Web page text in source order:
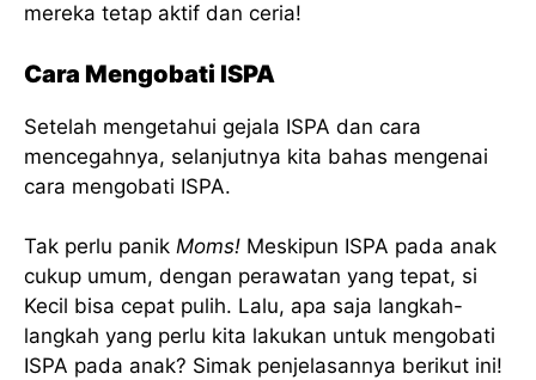
mereka tetap aktif dan ceria!
Cara Mengobati ISPA
Setelah mengetahui gejala ISPA dan cara
mencegahnya, selanjutnya kita bahas mengenai
cara mengobati ISPA.
Tak perlu panik Moms! Meskipun ISPA pada anak
cukup umum, dengan perawatan yang tepat, si
Kecil bisa cepat pulih. Lalu, apa saja langkah-
langkah yang perlu kita lakukan untuk mengobati
ISPA pada anak? Simak penjelasannya berikut ini!